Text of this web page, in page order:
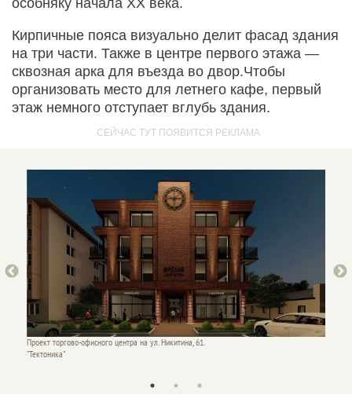
особняку начала XX века.
Кирпичные пояса визуально делит фасад здания
на три части. Также в центре первого этажа —
сквозная арка для въезда во двор.Чтобы
организовать место для летнего кафе, первый
этаж немного отступает вглубь здания.
Проект торгово-офисного центра на ул. Никитина, 61.
"Тектоника"